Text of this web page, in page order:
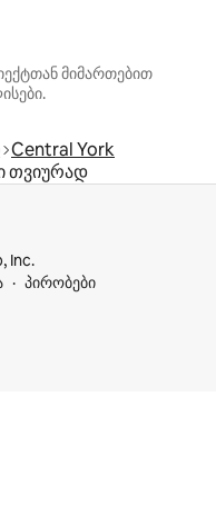
მიმართებით
Central York
თვიურად
Inc.
პირობები